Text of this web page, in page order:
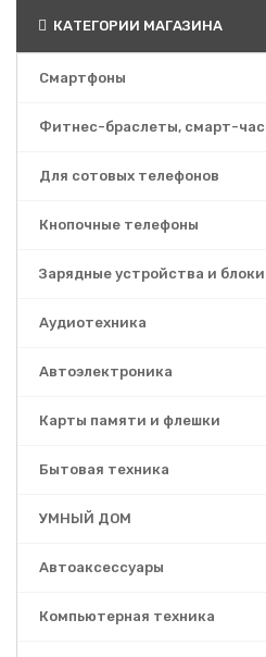
КАТЕГОРИИ МАГАЗИНА
Смартфоны
Фитнес-браслеты, смарт-
Для сотовых телефонов
Кнопочные телефоны
Зарядные устройства и
Аудиотехника
Автоэлектроника
Карты памяти и флешки
Бытовая техника
УМНЫЙ ДОМ
Автоаксессуары
Компьютерная техника